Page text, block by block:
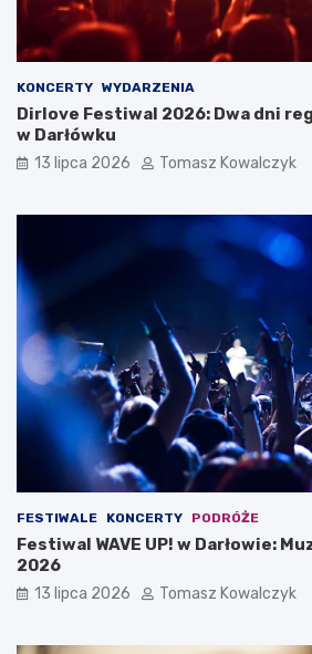
KONCERTY WYDARZENIA
Dirlove Festiwal 2026: Dwa dni
w Darłówku
13 lipca 2026 Tomasz Kowalczyk
FESTIWALE KONCERTY PODRÓŻE
Festiwal WAVE UP! w Darłowie:
2026
13 lipca 2026 Tomasz Kowalczyk